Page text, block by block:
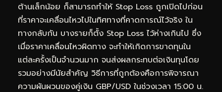
ต้านเล็กน้อย ก็สามารถทำให้ Stop Loss ถูกเปิดไปก่อน
ที่ราคาจะเคลื่อนไหวไปในทิศทางที่คาดการณ์ไว้จริง ใน
ทางกลับกัน บางรายก็ตั้ง Stop Loss ไว้ห่างเกินไป ซึ่ง
เมื่อราคาเคลื่อนไหวผิดทาง จะทำให้เกิดการขาดทุนใน
แต่ละครั้งเป็นจำนวนมาก จนส่งผลกระทบต่อเงินทุนโดย
รวมอย่างมีนัยสำคัญ วิธีการที่ถูกต้องคือการพิจารณา
ความผันผวนของคู่เงิน GBP/USD ในช่วงเวลา 15:00 น.